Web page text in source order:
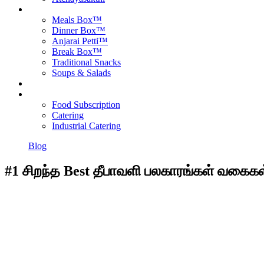
Meals Box™
Dinner Box™
Anjarai Petti™
Break Box™
Traditional Snacks
Soups & Salads
Food Subscription
Catering
Industrial Catering
Blog
#1 சிறந்த Best தீபாவளி பலகாரங்கள்